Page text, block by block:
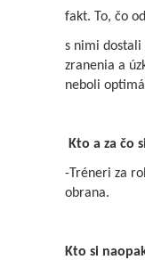
fakt. To, čo
s nimi dostali
zranenia a
neboli
Kto a za čo
-Tréneri za
obrana.
Kto si